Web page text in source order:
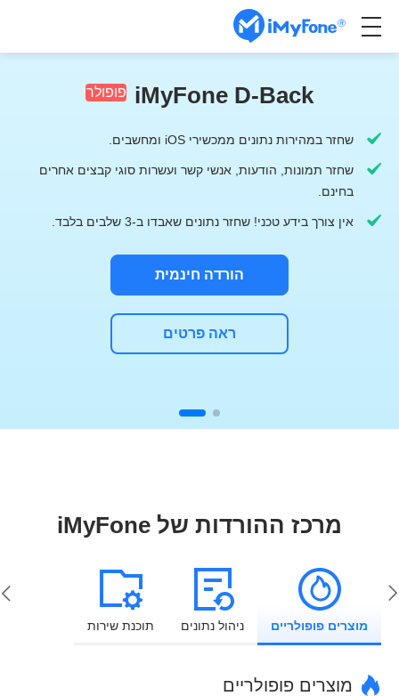
iMyFone D-Back פופולרי
שחזר במהירות נתונים ממכשירי iOS ומחשבים.
שחזר תמונות, הודעות, אנשי קשר ועשרות סוגי קבצים אחרים
בחינם.
אין צורך בידע טכני! שחזר נתונים שאבדו ב-3 שלבים בלבד.
הורדה חינמית
ראה פרטים
מרכז ההורדות של iMyFone
מוצרים פופולריים ניהול נתונים תוכנת שירות
מוצרים פופולריים